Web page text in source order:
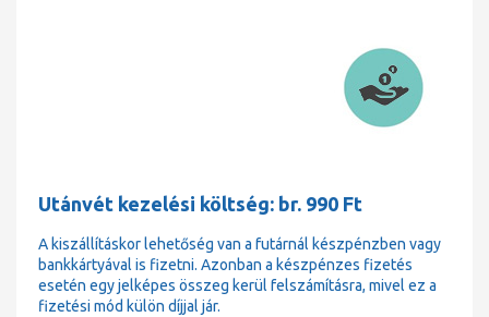
Utánvét kezelési költség: br. 990 Ft
A kiszállításkor lehetőség van a futárnál készpénzben vagy
bankkártyával is fizetni. Azonban a készpénzes fizetés
esetén egy jelképes összeg kerül felszámításra, mivel ez a
fizetési mód külön díjjal jár.